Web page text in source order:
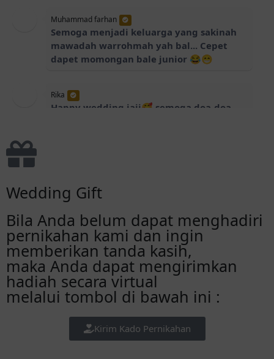
Muhammad farhan
Semoga menjadi keluarga yang sakinah
mawadah warrohmah yah bal... Cepet
dapet momongan bale junior 😂😁
Rika
Happy wedding jaii🥰 semoga doa-doa
Ganis
Mmh.Merry n.kelg.
selamat berbahagia ya Zahra semoga jd
kelg yg samawa. Aamiin.
lanacar-lancarrr sampai acara sauu &
zahraaaa. berkah dan samawa selaluuuu
Wedding Gift
Bila Anda belum dapat menghadiri
pernikahan kami dan ingin
memberikan tanda kasih,
maka Anda dapat mengirimkan
hadiah secara virtual
melalui tombol di bawah ini :
Kirim Kado Pernikahan